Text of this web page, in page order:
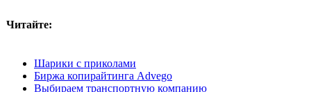
Читайте:
Шарики с приколами
Биржа копирайтинга Advego
Выбираем транспортную компанию